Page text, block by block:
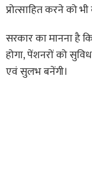
प्रोत्साहित करने को
सरकार का मानना है
होगा, पेंशनरों को
एवं सुलभ बनेंगी।